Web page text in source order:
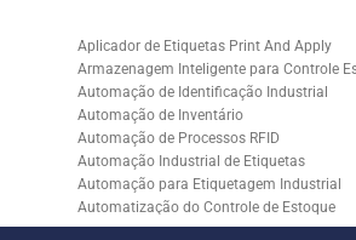
Aplicador de Etiquetas Print And Apply
Armazenagem Inteligente para Controle
Automação de Identificação Industrial
Automação de Inventário
Automação de Processos RFID
Automação Industrial de Etiquetas
Automação para Etiquetagem Industrial
Automatização do Controle de Estoque
Controle de Estoque com RFID